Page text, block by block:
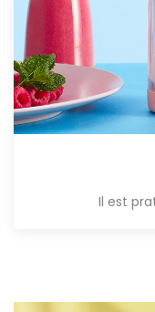
Il est